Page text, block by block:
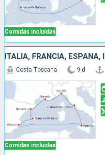
Comidas incluidas
Comidas incluidas
Costa Toscana 9 d